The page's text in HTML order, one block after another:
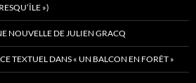
»)
NOUVELLE DE JULIEN GRACQ
TEXTUEL DANS « UN BALCON EN FORÊT »